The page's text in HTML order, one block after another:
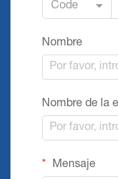
Code
Nombre
Nombre de la
Mensaje